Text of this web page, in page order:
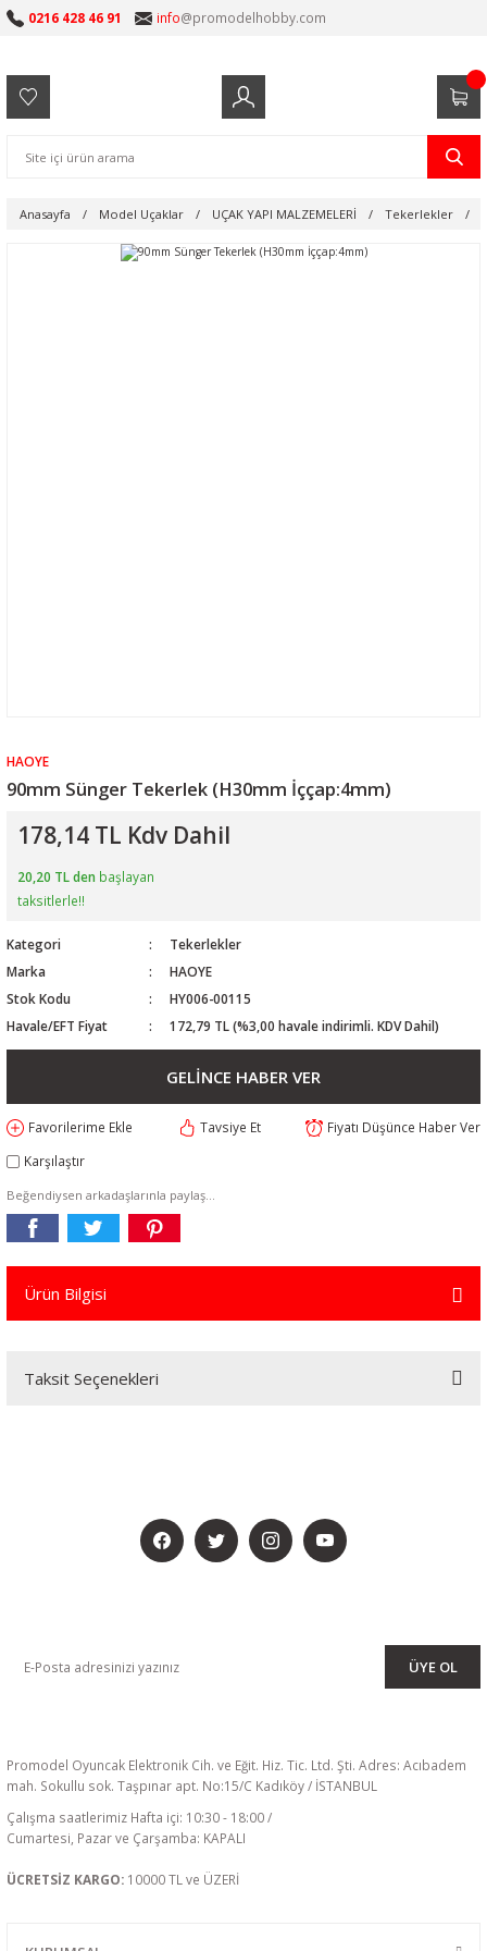
0216 428 46 91 info@promodelhobby.com
Anasayfa Model Uçaklar UÇAK YAPI MALZEMELERİ Tekerlekler
HAOYE
90mm Sünger Tekerlek (H30mm İççap:4mm)
178,14 TL Kdv Dahil
20,20 TL den başlayan
taksitlerle!!
Kategori
Tekerlekler
Marka
HAOYE
Stok Kodu
HY006-00115
Havale/EFT Fiyat
172,79 TL (%3,00 havale indirimli. KDV Dahil)
GELİNCE HABER VER
Tavsiye Et
Fiyatı Düşünce Haber Ver
Karşılaştır
Beğendiysen arkadaşlarınla paylaş...
Ürün Bilgisi
Taksit Seçenekleri
ÜYE OL
Promodel Oyuncak Elektronik Cih. ve Eğit. Hiz. Tic. Ltd. Şti. Adres: Acıbadem
mah. Sokullu sok. Taşpınar apt. No:15/C Kadıköy / İSTANBUL
Çalışma saatlerimiz Hafta içi: 10:30 - 18:00 /
Cumartesi, Pazar ve Çarşamba: KAPALI
ÜCRETSİZ KARGO: 10000 TL ve ÜZERİ